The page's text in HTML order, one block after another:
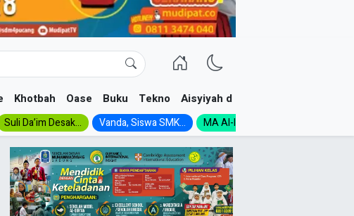
Khotbah Oase Buku Tekno Aisyiyah dan NA
Suli Da’im Desak... Vanda, Siswa SMK... MA Al-Ishlah Gelar...